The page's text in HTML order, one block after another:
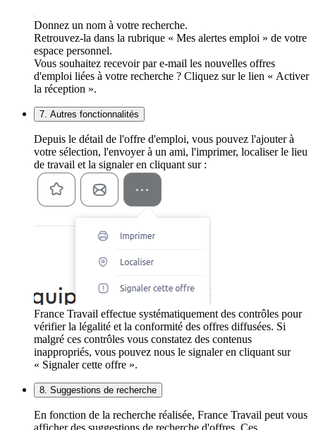
Donnez un nom à votre recherche.
Retrouvez-la dans la rubrique « Mes alertes emploi » de votre
espace personnel.
Vous souhaitez recevoir par e-mail les nouvelles offres
d'emploi liées à votre recherche ? Cliquez sur le lien « Activer
la réception ».
7. Autres fonctionnalités
Depuis le détail de l'offre d'emploi, vous pouvez l'ajouter à
votre sélection, l'envoyer à un ami, l'imprimer, localiser le lieu
de travail et la signaler en cliquant sur :
France Travail effectue systématiquement des contrôles pour
vérifier la légalité et la conformité des offres diffusées. Si
malgré ces contrôles vous constatez des contenus
inappropriés, vous pouvez nous le signaler en cliquant sur
« Signaler cette offre ».
8. Suggestions de recherche
En fonction de la recherche réalisée, France Travail peut vous
afficher des suggestions de recherche d'offres. Ces